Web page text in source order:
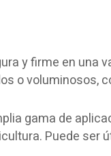
y firme en una
o voluminosos,
gama de
Puede ser